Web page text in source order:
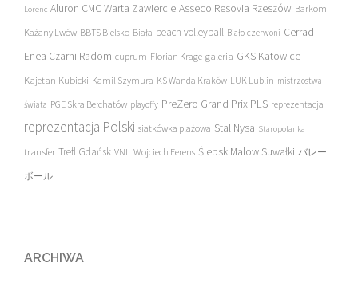
Lorenc Aluron CMC Warta Zawiercie Asseco Resovia Rzeszów Barkom
Każany Lwów BBTS Bielsko-Biała beach volleyball Biało-czerwoni Cerrad
Enea Czarni Radom cuprum Florian Krage galeria GKS Katowice
Kajetan Kubicki Kamil Szymura KS Wanda Kraków LUK Lublin mistrzostwa
świata PGE Skra Bełchatów playoffy PreZero Grand Prix PLS reprezentacja
reprezentacja Polski siatkówka plażowa Stal Nysa Staropolanka
transfer Trefl Gdańsk VNL Wojciech Ferens Ślepsk Malow Suwałki バレー
ボール
ARCHIWA